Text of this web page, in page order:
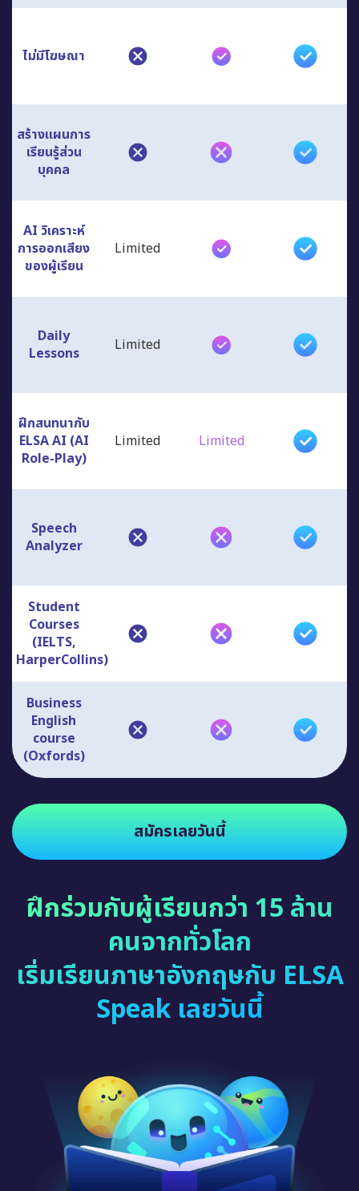
ไม่มีโฆษณา
สร้างแผนการ
เรียนรู้ส่วน
บุคคล
AI วิเคราะห์
การออกเสียง
ของผู้เรียน
Limited
Daily
Lessons
Limited
ฝึกสนทนากับ
ELSA AI (AI
Role-Play)
Limited Limited
Speech
Analyzer
Student
Courses
(IELTS,
HarperCollins)
Business
English
course
(Oxfords)
สมัครเลยวันนี้
ฝึกร่วมกับผู้เรียนกว่า 15 ล้าน
คนจากทั่วโลก
เริ่มเรียนภาษาอังกฤษกับ ELSA
Speak เลยวันนี้